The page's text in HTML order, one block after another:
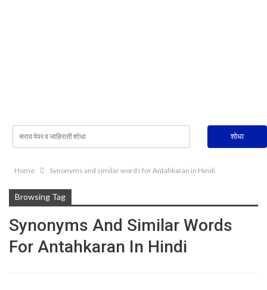
Home Synonyms and similar words for Antahkaran in Hindi
Browsing Tag
Synonyms And Similar Words
For Antahkaran In Hindi